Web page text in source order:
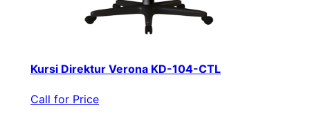
Kursi Direktur Verona KD-104-CTL
Call for Price